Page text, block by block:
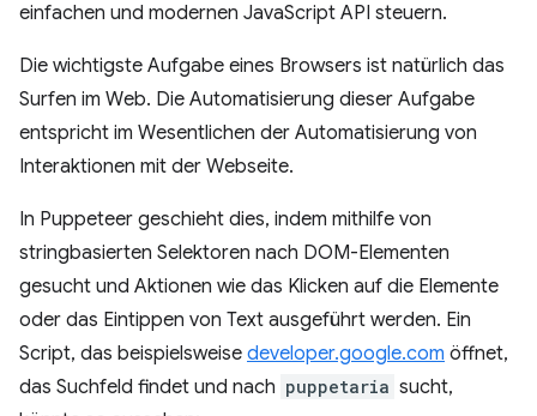
einfachen und modernen JavaScript API steuern.
Die wichtigste Aufgabe eines Browsers ist natürlich das
Surfen im Web. Die Automatisierung dieser Aufgabe
entspricht im Wesentlichen der Automatisierung von
Interaktionen mit der Webseite.
In Puppeteer geschieht dies, indem mithilfe von
stringbasierten Selektoren nach DOM-Elementen
gesucht und Aktionen wie das Klicken auf die Elemente
oder das Eintippen von Text ausgeführt werden. Ein
Script, das beispielsweise developer.google.com öffnet,
das Suchfeld findet und nach puppetaria sucht,